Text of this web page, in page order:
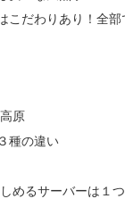
こだわりあり！全
原
種の違い
めるサーバーは１